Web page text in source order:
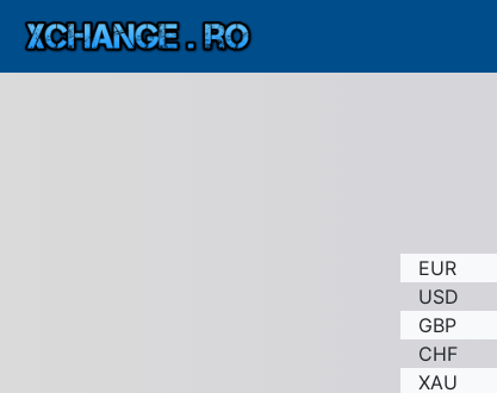
EUR
USD
GBP
CHF
XAU